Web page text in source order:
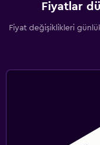
Fiyatlar
Fiyat değişiklikleri